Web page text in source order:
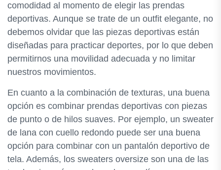
comodidad al momento de elegir las prendas
deportivas. Aunque se trate de un outfit elegante, no
debemos olvidar que las piezas deportivas están
diseñadas para practicar deportes, por lo que deben
permitirnos una movilidad adecuada y no limitar
nuestros movimientos.
En cuanto a la combinación de texturas, una buena
opción es combinar prendas deportivas con piezas
de punto o de hilos suaves. Por ejemplo, un sweater
de lana con cuello redondo puede ser una buena
opción para combinar con un pantalón deportivo de
tela. Además, los sweaters oversize son una de las